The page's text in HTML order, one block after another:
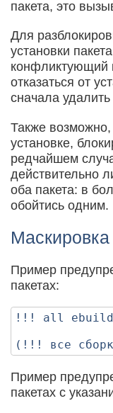
пакета, это
Для
установки
конфликтующий
отказаться от
сначала
Также
установке,
редчайшем
действительно
оба пакета: в
обойтись одним.
Маскировка
Пример
пакетах:
!!! all ebuilds
Пример
пакетах с